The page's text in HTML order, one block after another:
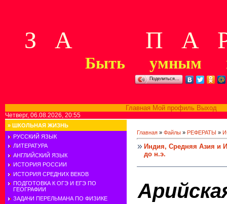
З А П А Р
Быть умным
Поделиться…
Главная Мой профиль Выход
Четверг, 06.08.2026, 20:55
» ШКОЛЬНАЯ ЖИЗНЬ
РУССКИЙ ЯЗЫК
ЛИТЕРАТУРА
АНГЛИЙСКИЙ ЯЗЫК
ИСТОРИЯ РОССИИ
ИСТОРИЯ СРЕДНИХ ВЕКОВ
ПОДГОТОВКА К ОГЭ И ЕГЭ ПО
ГЕОГРАФИИ
ЗАДАЧИ ПЕРЕЛЬМАНА ПО ФИЗИКЕ
Главная » Файлы » РЕФЕРАТЫ »
Индия, Средняя Азия и
до н.э.